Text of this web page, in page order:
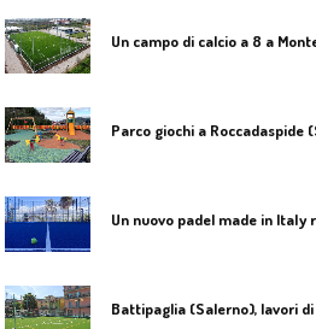
Un campo di calcio a 8 a
Parco giochi a Roccadaspide
Un nuovo padel made in Italy